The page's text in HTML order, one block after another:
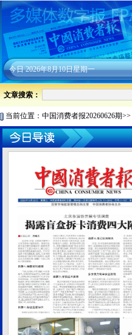
今日2026年8月10日星期一
文章搜索：
当前位置： 中国消费者报20260626期>>